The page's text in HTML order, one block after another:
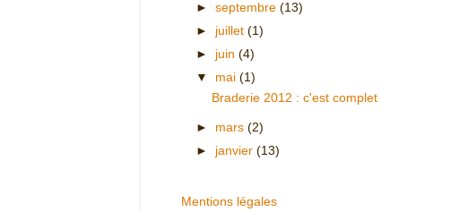
►septembre(13)
► juillet(1)
► juin(4)
▼ mai(1)
Braderie 2012 : c'est complet
► mars(2)
► janvier(13)
Mentions légales